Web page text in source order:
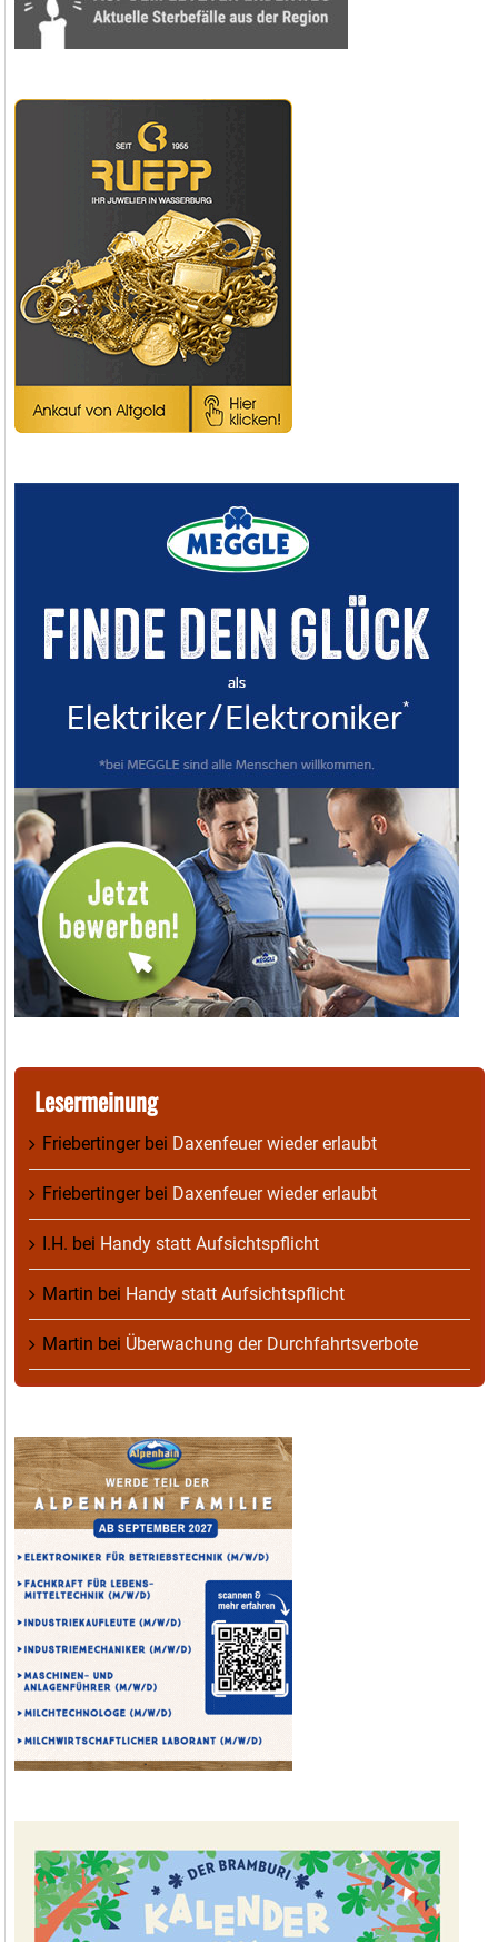
Lesermeinung
Friebertingerbei Daxenfeuer wieder erlaubt
Friebertingerbei Daxenfeuer wieder erlaubt
I.H. bei Handy statt Aufsichtspflicht
Martin bei Handy statt Aufsichtspflicht
Martin bei Überwachung der Durchfahrtsverbote